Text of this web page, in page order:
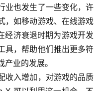
业也发生了一些变化，许
，如移动游戏、在线游戏
经济衰退时期为游戏开发
具，帮助他们推出更多符
业的发展。
收入增加，对游戏的品质